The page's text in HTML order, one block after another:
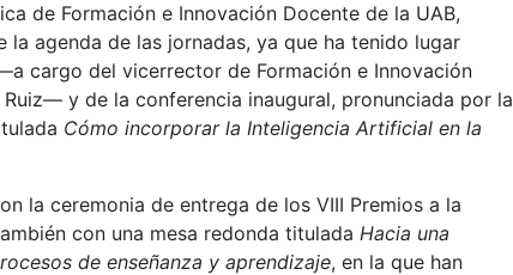
de Formación e Innovación Docente de la UAB,
la agenda de las jornadas, ya que ha tenido lugar
cargo del vicerrector de Formación e Innovación
y de la conferencia inaugural, pronunciada por la
Cómo incorporar la Inteligencia Artificial en la
la ceremonia de entrega de los VIII Premios a la
con una mesa redonda titulada Hacia una
de enseñanza y aprendizaje, en la que han